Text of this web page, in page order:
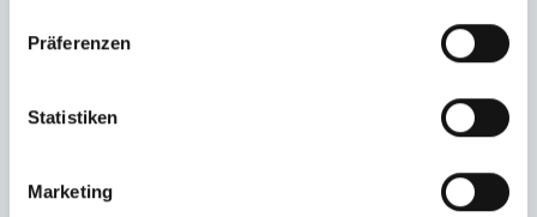
Präferenzen
Statistiken
Marketing
zu, dass meine Angaben und Daten zur Beantwortung meiner Anfrage
elektronisch erhoben und gespeichert werden.